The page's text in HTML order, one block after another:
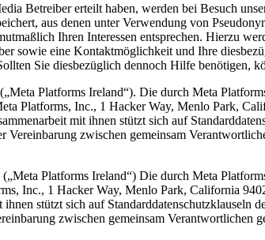
Betreiber erteilt haben, werden bei Besuch
aus denen unter Verwendung von
Ihren Interessen entsprechen. Hierzu
sowie eine Kontaktmöglichkeit und Ihre
Sie diesbezüglich dennoch Hilfe benötigen,
Platforms Ireland“). Die durch Meta
Platforms, Inc., 1 Hacker Way, Menlo Park,
mit ihnen stützt sich auf
zwischen gemeinsam
Platforms Ireland“) Die durch Meta
Inc., 1 Hacker Way, Menlo Park, California
stützt sich auf Standarddatenschutzklauseln
zwischen gemeinsam